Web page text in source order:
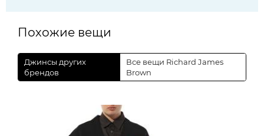
Похожие вещи
Джинсы других
брендов
Все вещи Richard James
Brown